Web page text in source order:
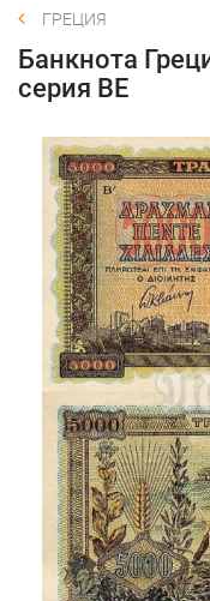
ГРЕЦИЯ
Банкнота
серия ВЕ